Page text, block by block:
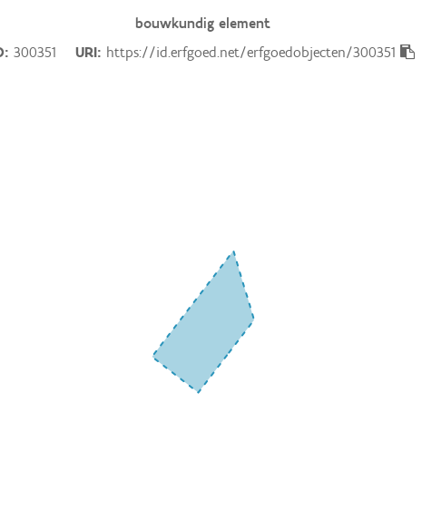
bouwkundig element
300351 URI https://id.erfgoed.net/erfgoedobjecten/300351